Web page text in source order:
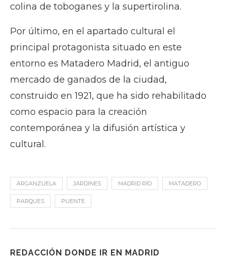
colina de toboganes y la supertirolina.
Por último, en el apartado cultural el
principal protagonista situado en este
entorno es Matadero Madrid, el antiguo
mercado de ganados de la ciudad,
construido en 1921, que ha sido rehabilitado
como espacio para la creación
contemporánea y la difusión artística y
cultural.
ARGANZUELA JARDINES MADRID RÍO MATADERO
PARQUES PUENTE
REDACCIÓN DONDE IR EN MADRID